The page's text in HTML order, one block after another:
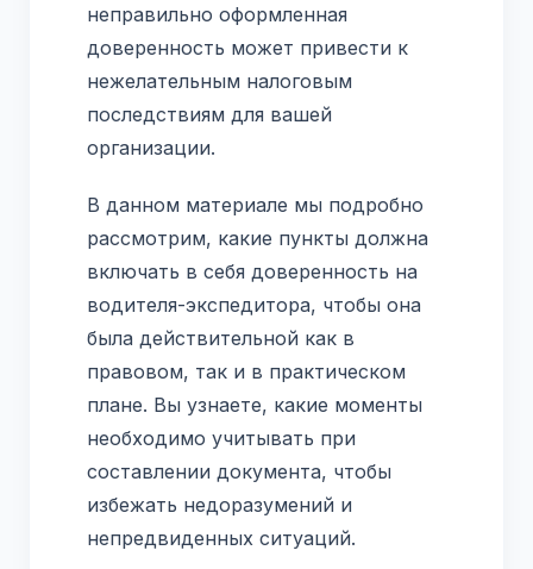
неправильно оформленная
доверенность может привести к
нежелательным налоговым
последствиям для вашей
организации.
В данном материале мы подробно
рассмотрим, какие пункты должна
включать в себя доверенность на
водителя-экспедитора, чтобы она
была действительной как в
правовом, так и в практическом
плане. Вы узнаете, какие моменты
необходимо учитывать при
составлении документа, чтобы
избежать недоразумений и
непредвиденных ситуаций.